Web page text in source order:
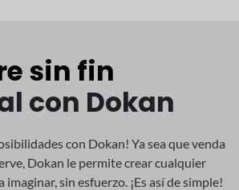
sin fin
con Dokan
con Dokan! Ya sea que venda
Dokan le permite crear cualquier
imaginar, sin esfuerzo. ¡Es así de simple!